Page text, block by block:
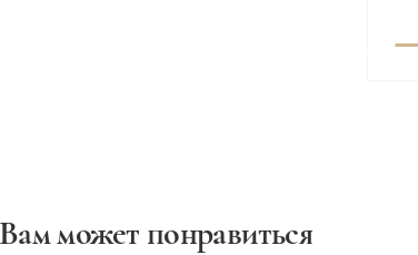
Вам может понравиться